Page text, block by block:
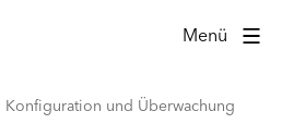
Menü
Konfiguration und Überwachung